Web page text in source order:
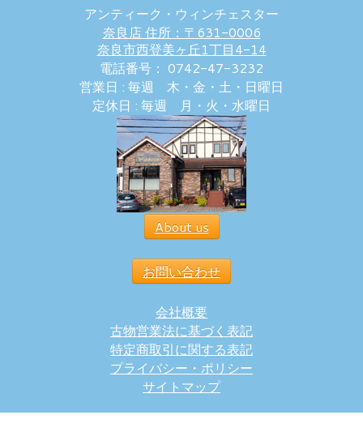
アンティーク・ウィンチェスター
奈良店 住所：〒631-0006
奈良市西登美ヶ丘1丁目4-14
電話番号： 0742-47-3232
営業日 : 毎週 木・金・土・日曜日
定休日 : 毎週 月・火・水曜日
About us
お問い合わせ
会社概要
古物営業法に基づく表記
特定商取引に関する表記
プライバシー・ポリシー
サイトマップ